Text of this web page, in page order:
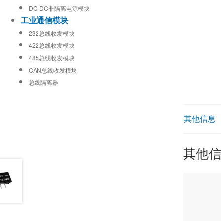
其他信息
其他
DC-DC非隔离电源模块
工业通信模块
232总线收发模块
422总线收发模块
485总线收发模块
CAN总线收发模块
总线隔离器